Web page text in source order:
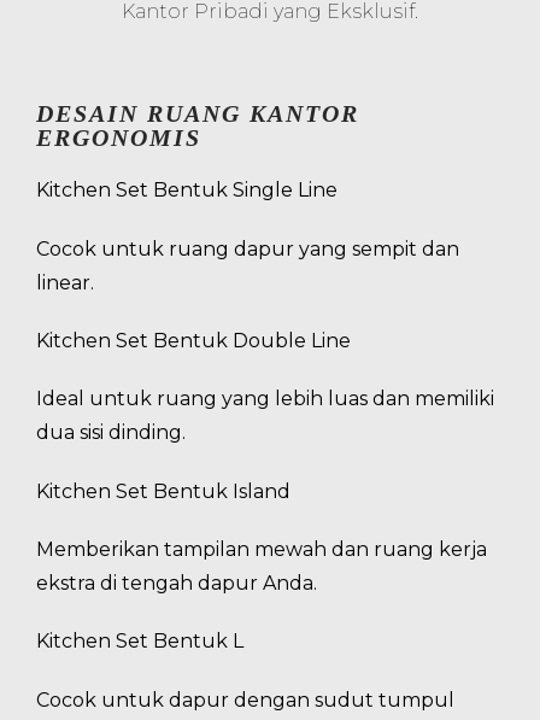
DESAIN RUANG KANTOR
ERGONOMIS
Kitchen Set Bentuk Single Line
Cocok untuk ruang dapur yang sempit dan
linear.
Kitchen Set Bentuk Double Line
Ideal untuk ruang yang lebih luas dan memiliki
dua sisi dinding.
Kitchen Set Bentuk Island
Memberikan tampilan mewah dan ruang kerja
ekstra di tengah dapur Anda.
Kitchen Set Bentuk L
Cocok untuk dapur dengan sudut tumpul